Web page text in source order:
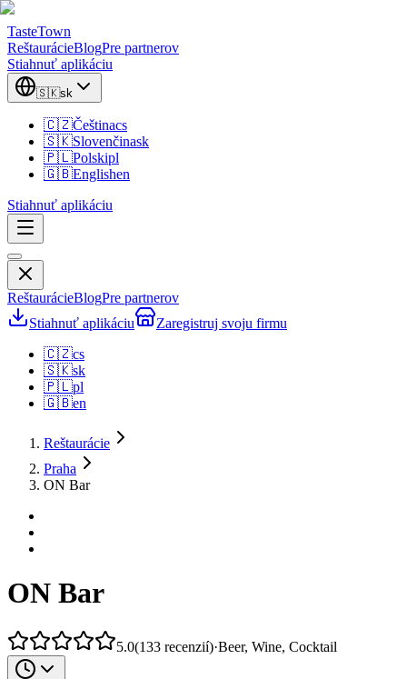
TasteTown
ReštaurácieBlogPre partnerov
Stiahnuť aplikáciu
🇸🇰sk
🇨🇿Češtinacs
🇸🇰Slovenčinask
🇵🇱Polskipl
🇬🇧Englishen
Stiahnuť aplikáciu
ReštaurácieBlogPre partnerov
Stiahnuť aplikáciu
Zaregistruj svoju firmu
🇨🇿cs
🇸🇰sk
🇵🇱pl
🇬🇧en
Reštaurácie
Praha
ON Bar
ON Bar
5.0(133 recenzií)·Beer, Wine, Cocktail